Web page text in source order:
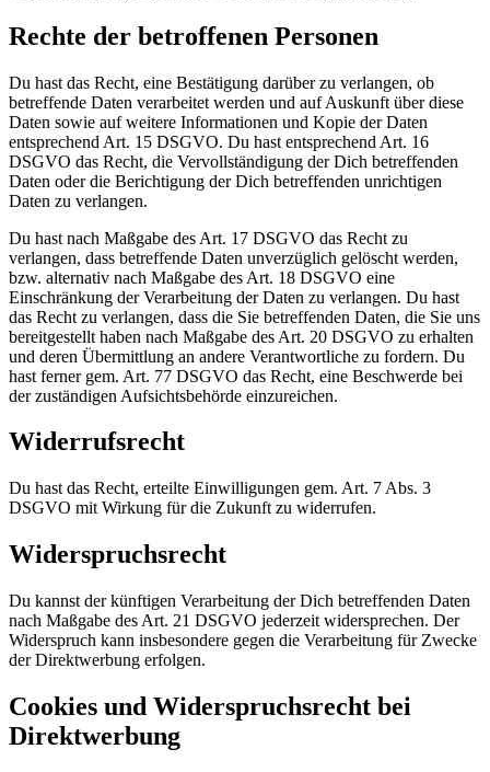
Rechte der betroffenen Personen
Du hast das Recht, eine Bestätigung darüber zu verlangen, ob
betreffende Daten verarbeitet werden und auf Auskunft über diese
Daten sowie auf weitere Informationen und Kopie der Daten
entsprechend Art. 15 DSGVO. Du hast entsprechend Art. 16
DSGVO das Recht, die Vervollständigung der Dich betreffenden
Daten oder die Berichtigung der Dich betreffenden unrichtigen
Daten zu verlangen.
Du hast nach Maßgabe des Art. 17 DSGVO das Recht zu
verlangen, dass betreffende Daten unverzüglich gelöscht werden,
bzw. alternativ nach Maßgabe des Art. 18 DSGVO eine
Einschränkung der Verarbeitung der Daten zu verlangen. Du hast
das Recht zu verlangen, dass die Sie betreffenden Daten, die Sie uns
bereitgestellt haben nach Maßgabe des Art. 20 DSGVO zu erhalten
und deren Übermittlung an andere Verantwortliche zu fordern. Du
hast ferner gem. Art. 77 DSGVO das Recht, eine Beschwerde bei
der zuständigen Aufsichtsbehörde einzureichen.
Widerrufsrecht
Du hast das Recht, erteilte Einwilligungen gem. Art. 7 Abs. 3
DSGVO mit Wirkung für die Zukunft zu widerrufen.
Widerspruchsrecht
Du kannst der künftigen Verarbeitung der Dich betreffenden Daten
nach Maßgabe des Art. 21 DSGVO jederzeit widersprechen. Der
Widerspruch kann insbesondere gegen die Verarbeitung für Zwecke
der Direktwerbung erfolgen.
Cookies und Widerspruchsrecht bei
Direktwerbung